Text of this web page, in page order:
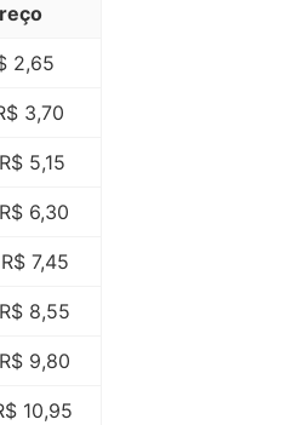
2,65
3,70
R$ 5,15
R$ 6,30
R$ 7,45
R$ 8,55
R$ 9,80
10,95